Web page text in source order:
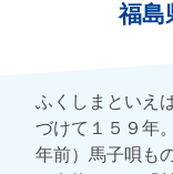
福島
ふくしまといえ
づけて１５９年
年前）馬子唄も